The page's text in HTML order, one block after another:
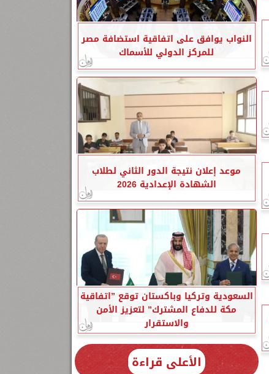
النواب يوافق على اتفاقية استضافة مصر
للمركز الدولي للأسماك
موعد إعلان نتيجة الدور الثاني لطلاب
الشهادة الإعدادية 2026
السعودية وتركيا وباكستان توقع ”اتفاقية
مكة للدفاع المشترك” لتعزيز الأمن
والاستقرار
الأعلى قراءة